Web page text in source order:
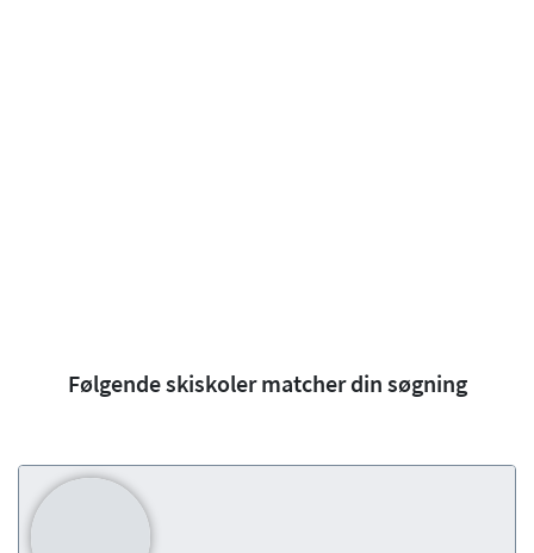
Følgende skiskoler matcher din søgning